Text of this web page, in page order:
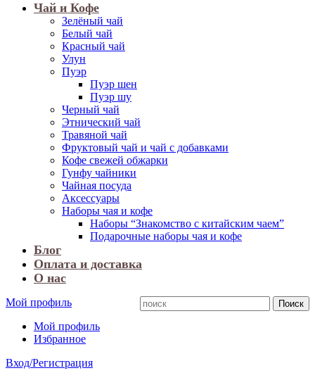
Чай и Кофе
Зелёный чай
Белый чай
Красный чай
Улун
Пуэр
Пуэр шен
Пуэр шу
Черный чай
Этнический чай
Травяной чай
Фруктовый чай и чай с добавками
Кофе свежей обжарки
Гунфу чайники
Чайная посуда
Аксессуары
Наборы чая и кофе
Наборы “Знакомство с китайским чаем”
Подарочные наборы чая и кофе
Блог
Оплата и доставка
О нас
Мой профиль
Мой профиль
Избранное
Вход/Регистрация